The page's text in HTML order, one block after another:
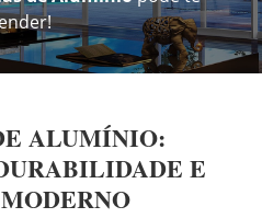
ALUMÍNIO:
E